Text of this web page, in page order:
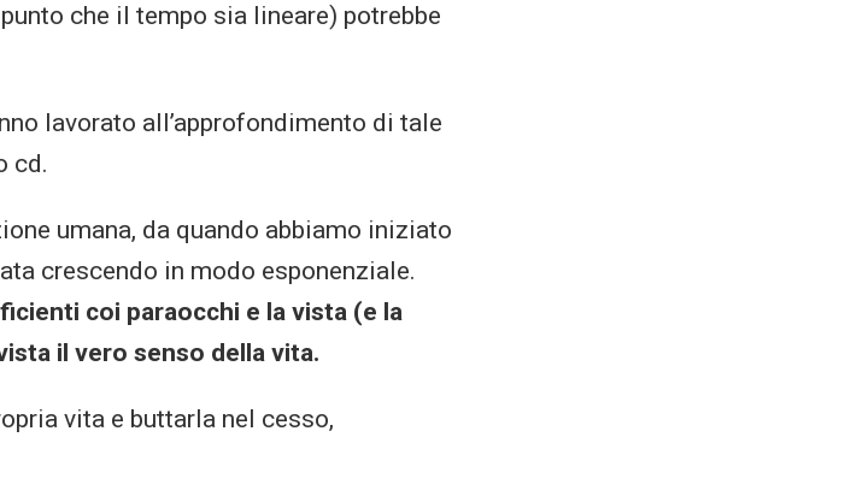
che il tempo sia lineare) potrebbe
lavorato all’approfondimento di tale
cd.
umana, da quando abbiamo iniziato
crescendo in modo esponenziale.
coi paraocchi e la vista (e la
il vero senso della vita.
vita e buttarla nel cesso,